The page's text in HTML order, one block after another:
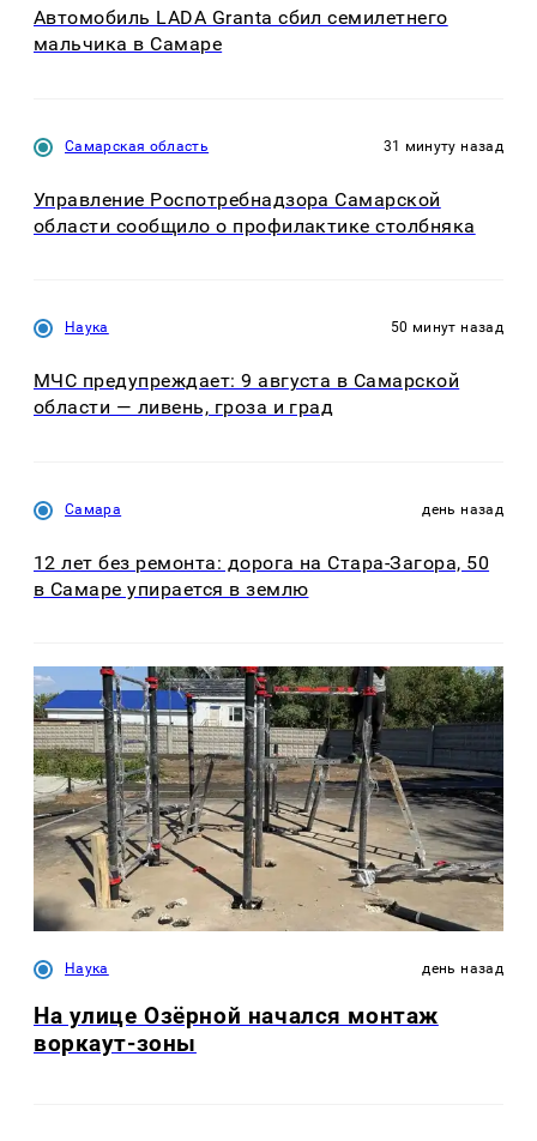
Автомобиль LADA Granta сбил семилетнего
мальчика в Самаре
Самарская область 31 минуту назад
Управление Роспотребнадзора Самарской
области сообщило о профилактике столбняка
Наука 50 минут назад
МЧС предупреждает: 9 августа в Самарской
области — ливень, гроза и град
Самара день назад
12 лет без ремонта: дорога на Стара-Загора, 50
в Самаре упирается в землю
Наука день назад
На улице Озëрной начался монтаж
воркаут-зоны